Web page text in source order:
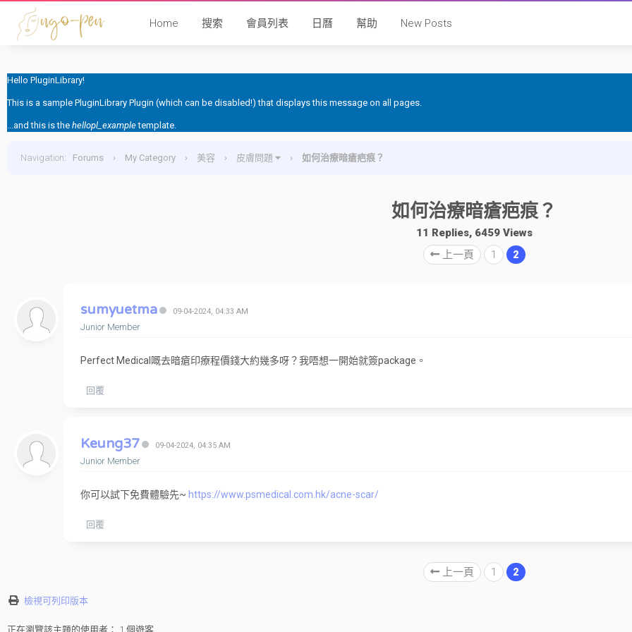
Home 搜索 會員列表 日曆 幫助 New Posts
Hello PluginLibrary!
This is a sample PluginLibrary Plugin (which can be disabled!) that displays this message on all pages.
...and this is the hellopl_exampletemplate.
Navigation: Forums › My Category › 美容 › 皮膚問題 › 如何治療暗瘡疤痕？
如何治療暗瘡疤痕？
11 Replies, 6459 Views
上一頁
1 2
sumyuetma 09-04-2024, 04:33 AM
Junior Member
Perfect Medical嘅去暗瘡印療程價錢大約幾多呀？我唔想一開始就簽package。
回覆
Keung37 09-04-2024, 04:35 AM
Junior Member
你可以試下免費體驗先~ https://www.psmedical.com.hk/acne-scar/
回覆
上一頁 1 2
檢視可列印版本
正在瀏覽該主題的使用者： 1 個遊客